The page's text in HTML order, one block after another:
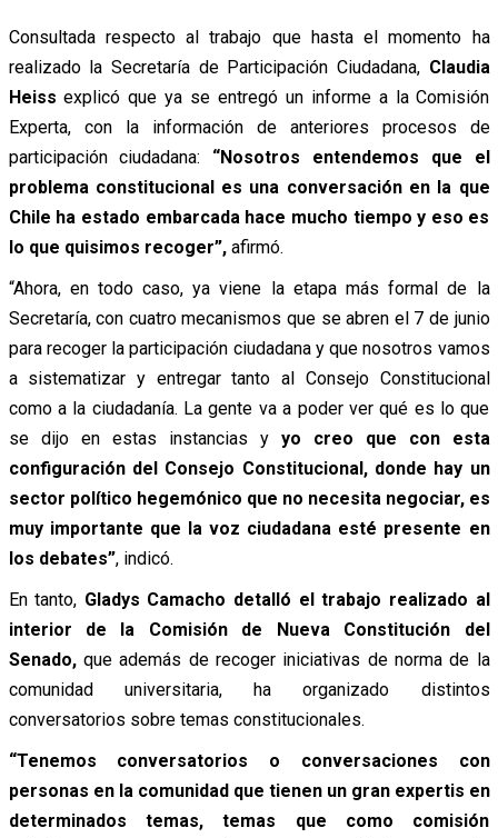
Consultada respecto al trabajo que hasta el momento ha
realizado la Secretaría de Participación Ciudadana, Claudia
Heiss explicó que ya se entregó un informe a la Comisión
Experta, con la información de anteriores procesos de
participación ciudadana: “Nosotros entendemos que el
problema constitucional es una conversación en la que
Chile ha estado embarcada hace mucho tiempo y eso es
lo que quisimos recoger”,afirmó.
“Ahora, en todo caso, ya viene la etapa más formal de la
Secretaría, con cuatro mecanismos que se abren el 7 de junio
para recoger la participación ciudadana y que nosotros vamos
a sistematizar y entregar tanto al Consejo Constitucional
como a la ciudadanía. La gente va a poder ver qué es lo que
se dijo en estas instancias yyo creo que con esta
configuración del Consejo Constitucional, donde hay un
sector político hegemónico que no necesita negociar, es
muy importante que la voz ciudadana esté presente en
los debates”, indicó.
En tanto, Gladys Camacho detalló el trabajo realizado al
interior de la Comisión de Nueva Constitución del
Senado,que además de recoger iniciativas de norma de la
comunidad universitaria, ha organizado distintos
conversatorios sobre temas constitucionales.
“Tenemos conversatorios o conversaciones con
personas en la comunidad que tienen un gran expertis en
determinados temas, temas que como comisión